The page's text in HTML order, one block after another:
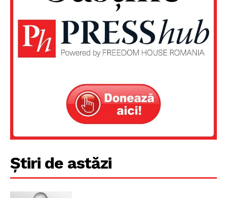
Un proiect
FREEDOM HOUSE ROMÂNIA
PRESShub
Știri de astăzi